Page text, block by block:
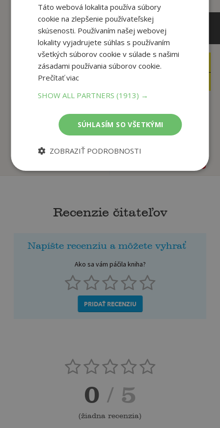
16,95 €
16
Juraj Gábor. Kresby z
pantografu / Pa...
Juraj Gábor,
Na sklade
Palo Macho (doplnené
vydanie)
Katarína Bajcurová,
Na sklade
Recenzie čitateľov
Napíšte recenziu a môžete vyhrať
Ako sa vám páčila kniha?
PRIDAŤ RECENZIU
0 / 5
(žiadna recenzia)
Táto webová lokalita používa súbory
cookie na zlepšenie používateľskej
skúsenosti. Používaním našej webovej
lokality vyjadrujete súhlas s používaním
všetkých súborov cookie v súlade s našimi
zásadami používania súborov cookie.
Prečítať viac
SHOW ALL PARTNERS(1913) →
SÚHLASÍM SO VŠETKÝMI
ZOBRAZIŤ PODROBNOSTI